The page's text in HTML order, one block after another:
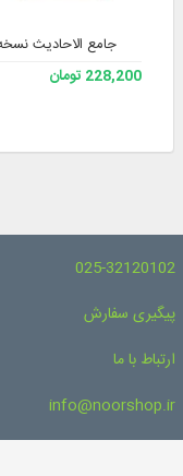
جامع الاحادیث نسخه
228,200 تومان
025-32120102
پیگیری سفارش
ارتباط با ما
info@noorshop.ir